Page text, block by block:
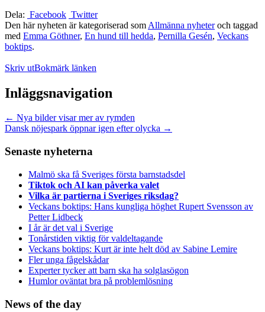
Dela: Facebook Twitter
Den här nyheten är kategoriserad som Allmänna nyheteroch taggad
med Emma Göthner, En hund till hedda, Pernilla Gesén, Veckans
boktips.
Skriv utBokmärk länken
Inläggsnavigation
← Nya bilder visar mer av rymden
Dansk nöjespark öppnar igen efter olycka →
Senaste nyheterna
Malmö ska få Sveriges första barnstadsdel
Tiktok och AI kan påverka valet
Vilka är partierna i Sveriges riksdag?
Veckans boktips: Hans kungliga höghet Rupert Svensson av
Petter Lidbeck
I år är det val i Sverige
Tonårstiden viktig för valdeltagande
Veckans boktips: Kurt är inte helt död av Sabine Lemire
Fler unga fågelskådar
Experter tycker att barn ska ha solglasögon
Humlor oväntat bra på problemlösning
News of the day